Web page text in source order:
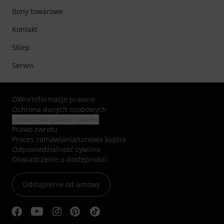
Bony towarowe
Kontakt
Sklep
Serwis
OWH/Informacje prawne
Ochrona danych osobowych
Prawo zwrotu
Proces zamawiania/umowa kupna
Odpowiedzialność cywilna
Oświadczenie o dostępności
Odstąpienie od umowy